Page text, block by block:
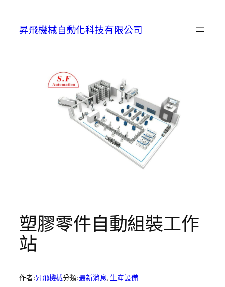
昇飛機械自動化科技有限公司
塑膠零件自動組裝工作
站
作者:昇飛機械分類:最新消息, 生産設備